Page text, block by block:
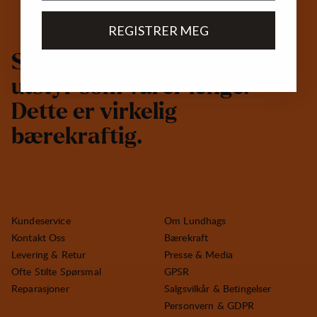
S
utstyr som varer lenge.
Dette er virkelig
bærekraftig.
Kundeservice
Kontakt Oss
Levering & Retur
Ofte Stilte Spørsmal
Reparasjoner
Om Lundhags
Bærekraft
Presse & Media
GPSR
Salgsvilkår & Betingelser
Personvern & GDPR
REGISTRER MEG